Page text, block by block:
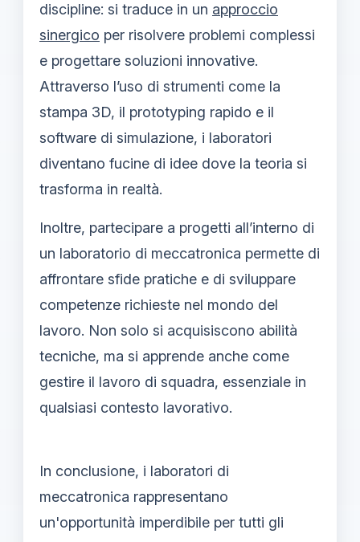
discipline: si traduce in un approccio
sinergico per risolvere problemi complessi
e progettare soluzioni innovative.
Attraverso l’uso di strumenti come la
stampa 3D, il prototyping rapido e il
software di simulazione, i laboratori
diventano fucine di idee dove la teoria si
trasforma in realtà.
Inoltre, partecipare a progetti all’interno di
un laboratorio di meccatronica permette di
affrontare sfide pratiche e di sviluppare
competenze richieste nel mondo del
lavoro. Non solo si acquisiscono abilità
tecniche, ma si apprende anche come
gestire il lavoro di squadra, essenziale in
qualsiasi contesto lavorativo.
In conclusione, i laboratori di
meccatronica rappresentano
un'opportunità imperdibile per tutti gli